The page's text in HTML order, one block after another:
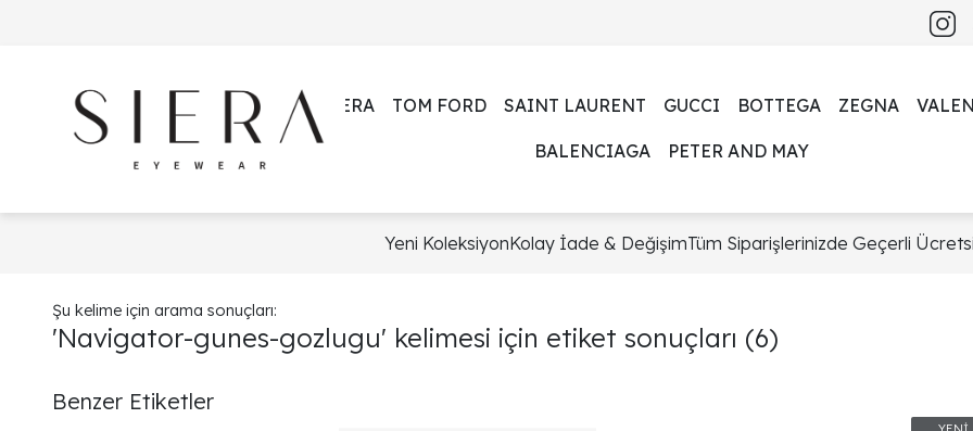
SIERA TOM FORD SAINT LAURENT GUCCI BOTTEGA ZEGNA
BALENCIAGA PETER AND MAY
Yeni KoleksiyonKolay İade & DeğişimTüm Siparişlerinizde Geçerli
Şu kelime için arama sonuçları:
'Navigator-gunes-gozlugu' kelimesi için etiket sonuçları (6)
Benzer Etiketler